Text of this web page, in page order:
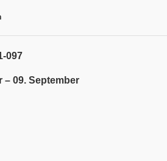
097
– 09. September